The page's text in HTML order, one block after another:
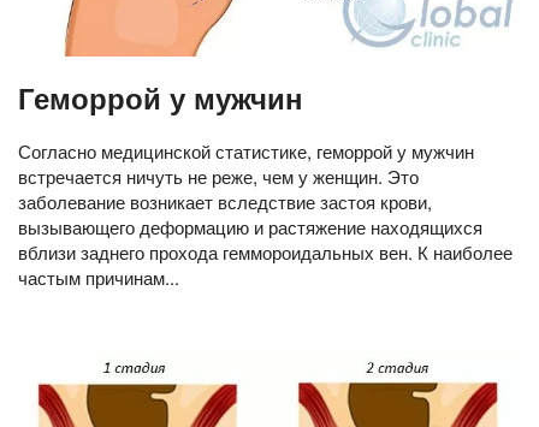
Геморрой у мужчин
Согласно медицинской статистике, геморрой у мужчин
встречается ничуть не реже, чем у женщин. Это
заболевание возникает вследствие застоя крови,
вызывающего деформацию и растяжение находящихся
вблизи заднего прохода геммороидальных вен. К наиболее
частым причинам...